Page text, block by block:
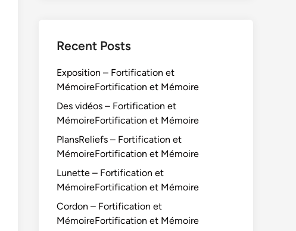
Recent Posts
Exposition – Fortification et
MémoireFortification et Mémoire
Des vidéos – Fortification et
MémoireFortification et Mémoire
PlansReliefs – Fortification et
MémoireFortification et Mémoire
Lunette – Fortification et
MémoireFortification et Mémoire
Cordon – Fortification et
MémoireFortification et Mémoire